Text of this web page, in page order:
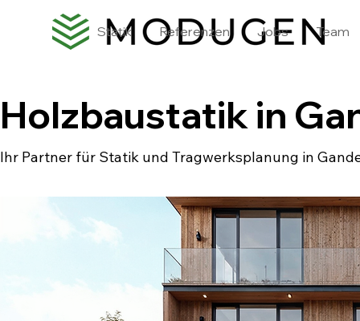
Statik Referenzen Jobs Team
Holzbaustatik in
Ihr Partner für Statik und Tragwerksplanung in